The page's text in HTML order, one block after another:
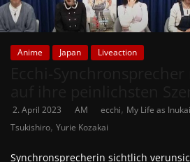
Anime Japan Liveaction
2. April 2023 AM ecchi, My Life as
Tsukishiro, Yurie Kozakai
Synchronsprecherin sichtlich